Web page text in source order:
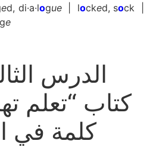
ed, di·a·logue| locked, sock |
ge
الدرس
كلمة في